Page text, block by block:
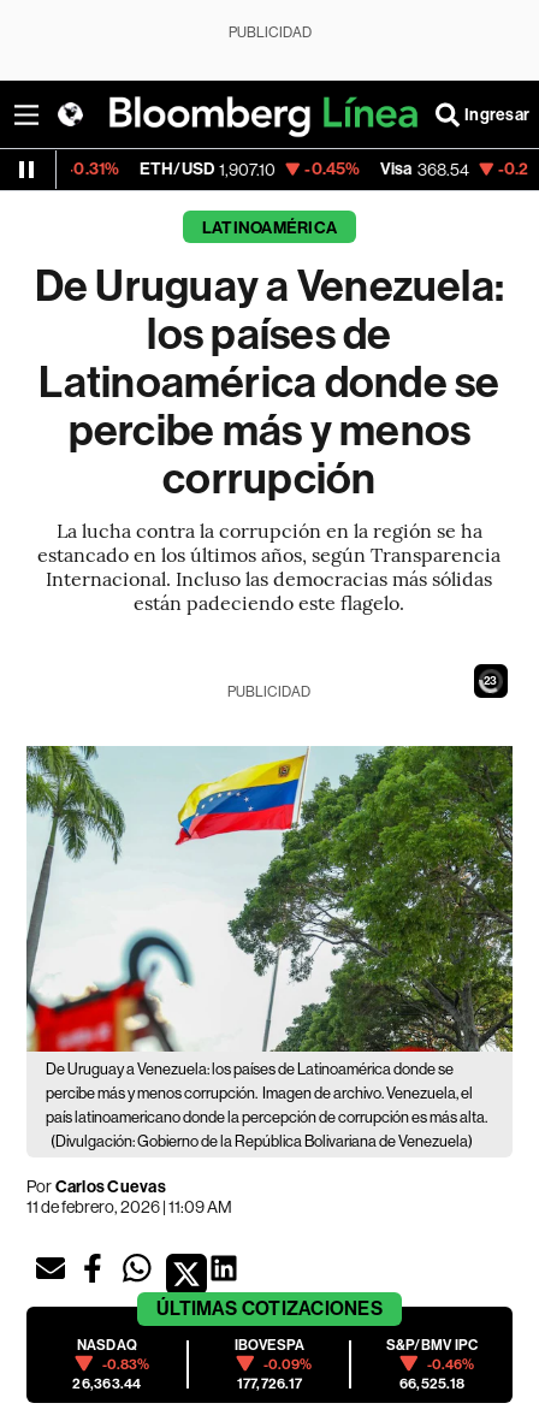
PUBLICIDAD
Ingresar
ETH/USD 1,907.10 -0.45% Visa 368.54 -0.28%
LATINOAMÉRICA
De Uruguay a Venezuela:
los países de
Latinoamérica donde se
percibe más y menos
corrupción
La lucha contra la corrupción en la región se ha
estancado en los últimos años, según Transparencia
Internacional. Incluso las democracias más sólidas
están padeciendo este flagelo.
21
PUBLICIDAD
De Uruguay a Venezuela: los países de Latinoamérica donde se
percibe más y menos corrupción. Imagen de archivo. Venezuela, el
país latinoamericano donde la percepción de corrupción es más alta.
(Divulgación: Gobierno de la República Bolivariana de Venezuela)
PorCarlos Cuevas
11 de febrero, 2026 | 11:09 AM
ÚLTIMAS COTIZACIONES
NASDAQ
-0.83%
26,363.44
IBOVESPA
-0.09%
177,726.17
S&P/BMV IPC
-0.46%
66,525.18